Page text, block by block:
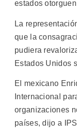
estados
La
que la
pudiera
Estados Unidos
El mexicano
Internacional
organizaciones
países, dijo a